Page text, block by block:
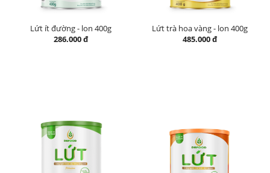
Lứt ít đường - lon 400g
286.000 đ
Lứt trà hoa vàng - lon 400g
485.000 đ